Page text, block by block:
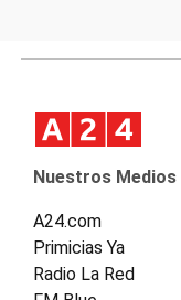
Nuestros Medios
A24.com
Primicias Ya
Radio La Red